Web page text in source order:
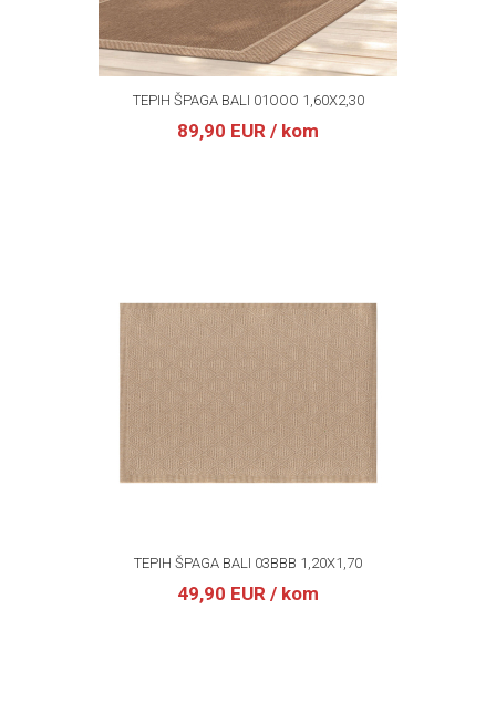
TEPIH ŠPAGA BALI 01OOO 1,60X2,30
89,90 EUR / kom
TEPIH ŠPAGA BALI 03BBB 1,20X1,70
49,90 EUR / kom